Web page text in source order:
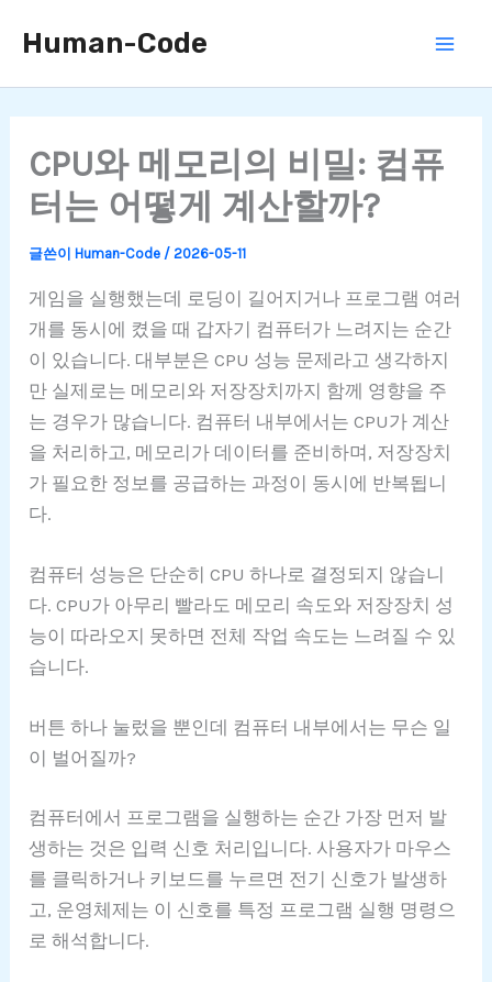
Human-Code
CPU와 메모리의 비밀: 컴퓨
터는 어떻게 계산할까?
글쓴이 Human-Code /2026-05-11
게임을 실행했는데 로딩이 길어지거나 프로그램 여러
개를 동시에 켰을 때 갑자기 컴퓨터가 느려지는 순간
이 있습니다. 대부분은 CPU 성능 문제라고 생각하지
만 실제로는 메모리와 저장장치까지 함께 영향을 주
는 경우가 많습니다. 컴퓨터 내부에서는 CPU가 계산
을 처리하고, 메모리가 데이터를 준비하며, 저장장치
가 필요한 정보를 공급하는 과정이 동시에 반복됩니
다.
컴퓨터 성능은 단순히 CPU 하나로 결정되지 않습니
다. CPU가 아무리 빨라도 메모리 속도와 저장장치 성
능이 따라오지 못하면 전체 작업 속도는 느려질 수 있
습니다.
버튼 하나 눌렀을 뿐인데 컴퓨터 내부에서는 무슨 일
이 벌어질까?
컴퓨터에서 프로그램을 실행하는 순간 가장 먼저 발
생하는 것은 입력 신호 처리입니다. 사용자가 마우스
를 클릭하거나 키보드를 누르면 전기 신호가 발생하
고, 운영체제는 이 신호를 특정 프로그램 실행 명령으
로 해석합니다.